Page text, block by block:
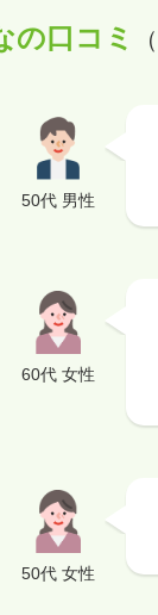
の口コミ （
50代 男性
60代 女性
50代 女性